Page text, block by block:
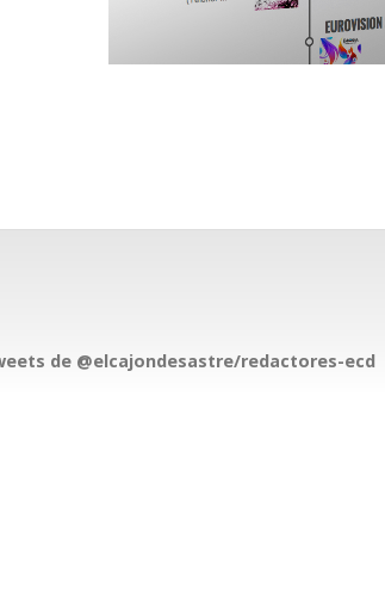
de @elcajondesastre/redactores-ecd